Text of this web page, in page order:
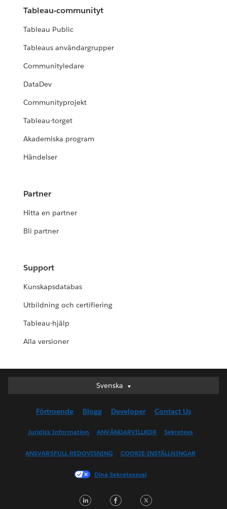
Tableau-communityt
Tableau Public
Tableaus användargrupper
Communityledare
DataDev
Communityprojekt
Tableau-torget
Akademiska program
Händelser
Partner
Hitta en partner
Bli partner
Support
Kunskapsdatabas
Utbildning och certifiering
Tableau-hjälp
Alla versioner
Svenska
Svenska
English (UK)
English (US)
Français (Canada)
Français (France)
日本語
Förtroende Blogg Developer Contact Us
Juridisk Information ANVÄNDARVILLKOR Sekretess
ANSVARSFULL REDOVISNING COOKIE-INSTÄLLNINGAR
Dina Sekretessval